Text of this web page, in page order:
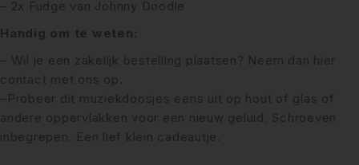
– 2x Fudge van Johnny Doodle
Handig om te weten:
– Wil je een zakelijk bestelling plaatsen? Neem dan hier
contact met ons op.
–Probeer dit muziekdoosjes eens uit op hout of glas of
andere oppervlakken voor een nieuw geluid. Schroeven
inbegrepen. Een lief klein cadeautje.